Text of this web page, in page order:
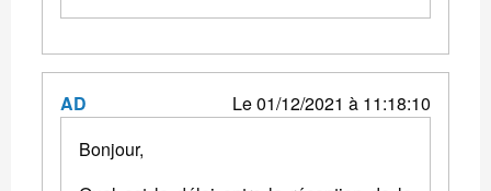
AD
Le 01/12/2021 à 11:18:10
Bonjour,